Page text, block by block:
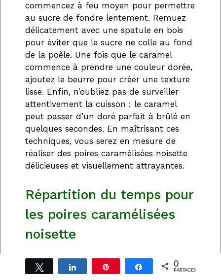
commencez à feu moyen pour permettre
au sucre de fondre lentement. Remuez
délicatement avec une spatule en bois
pour éviter que le sucre ne colle au fond
de la poêle. Une fois que le caramel
commence à prendre une couleur dorée,
ajoutez le beurre pour créer une texture
lisse. Enfin, n’oubliez pas de surveiller
attentivement la cuisson : le caramel
peut passer d’un doré parfait à brûlé en
quelques secondes. En maîtrisant ces
techniques, vous serez en mesure de
réaliser des poires caramélisées noisette
délicieuses et visuellement attrayantes.
Répartition du temps pour
les poires caramélisées
noisette
Temps de préparation
Tweetez Partagez Épingle Partagez0
PARTAGES